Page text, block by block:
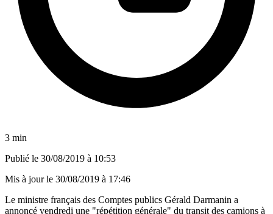
3 min
Publié le 30/08/2019 à 10:53
Mis à jour le 30/08/2019 à 17:46
Le ministre français des Comptes publics Gérald Darmanin a
annoncé vendredi une "répétition générale" du transit des camions à